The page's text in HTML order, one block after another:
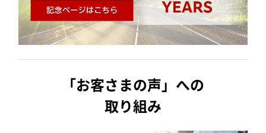
「お客さまの声」への
取り組み